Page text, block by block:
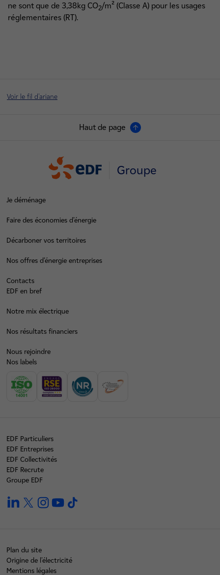
ne sont que de 3,38kg CO2/m² (Classe A) pour les usages
réglementaires (RT).
Voir le fil d'ariane
Haut de page
Groupe
Je déménage
Faire des économies d’énergie
Décarboner vos territoires
Nos offres d’énergie entreprises
Contacts
EDF en bref
Notre mix électrique
Nos résultats financiers
Nous rejoindre
Nos labels
EDF Particuliers
EDF Entreprises
EDF Collectivités
EDF Recrute
Groupe EDF
linkedintwitterinstagramyoutube
Plan du site
Origine de l'électricité
Mentions légales